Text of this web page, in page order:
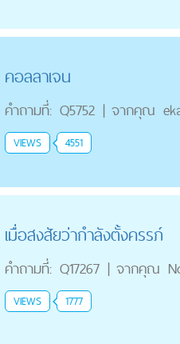
คอลลาเจน
คำถามที่: Q5752 | จากคุณ
VIEWS 4551
เมื่อสงสัยว่ากำลังตั้งครรภ์
คำถามที่: Q17267 | จากคุณ
VIEWS 1777